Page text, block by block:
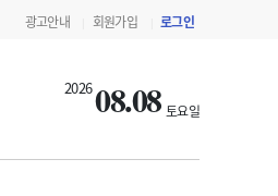
광고안내 회원가입 로그인
202608.08 토요일